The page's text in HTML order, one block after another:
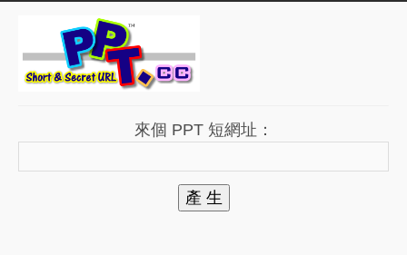
來個 PPT 短網址：
產 生